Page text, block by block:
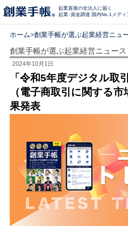
起業直後の全法人に届く
起業･資金調達 国内No.1メディ
ホーム>創業手帳が選ぶ起業経営ニュ
創業手帳が選ぶ起業経営ニュース
2024年10月1日
「令和5年度デジタル取
（電子商取引に関する
果発表